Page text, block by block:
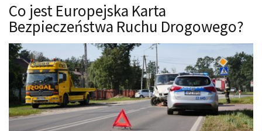
Technika jazdy
Oświetlenie
Kalkulatory
Przelicznik mocy
Auto z niemiec
Galerie
Co jest Europejska Karta
Bezpieczeństwa Ruchu Drogowego?